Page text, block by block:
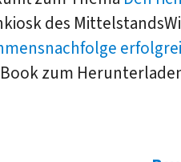
des
zum